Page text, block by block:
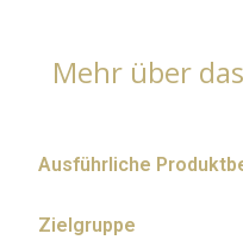
Mehr über
Ausführliche
Zielgruppe